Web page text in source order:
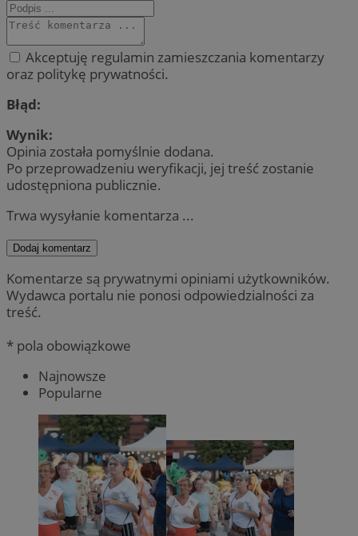
Akceptuję regulamin zamieszczania komentarzy
oraz politykę prywatności.
Błąd:
Wynik:
Opinia została pomyślnie dodana.
Po przeprowadzeniu weryfikacji, jej treść zostanie
udostępniona publicznie.
Trwa wysyłanie komentarza ...
Dodaj komentarz
Komentarze są prywatnymi opiniami użytkowników.
Wydawca portalu nie ponosi odpowiedzialności za
treść.
* pola obowiązkowe
Najnowsze
Popularne